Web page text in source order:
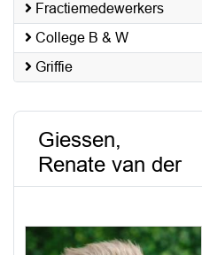
Fractiemedewerkers
College B & W
Griffie
Giessen,
Renate van der